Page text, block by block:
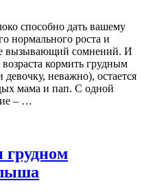
способно дать вашему
нормального роста и
вызывающий сомнений. И
кормить грудным
неважно), остается
мама и пап. С одной
– …
грудном